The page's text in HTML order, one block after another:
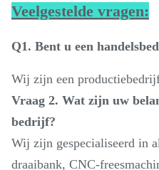
Veelgestelde vragen:
Q1. Bent u een
Wij zijn een
Vraag 2. Wat zijn uw
bedrijf?
Wij zijn gespecialiseerd in
draaibank, CNC-